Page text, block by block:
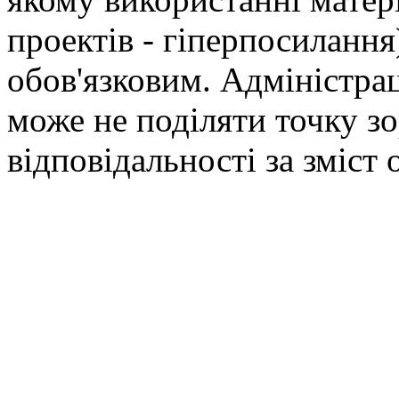
проектів -
обов'язковим.
може не поділяти точку
відповідальності за